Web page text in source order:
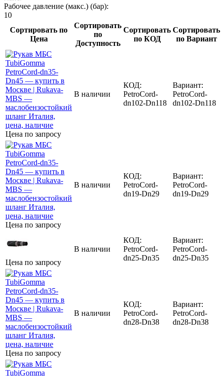
Рабочее давление (макс.) (бар):
10
Сортировать по
Цена
Сортировать
по
Доступность
Сортировать
по КОД
Сортировать
по Вариант
Цена по запросу
В наличии
КОД:
PetroCord-
dn102-Dn118
Вариант:
PetroCord-
dn102-Dn118
Цена по запросу
В наличии
КОД:
PetroCord-
dn19-Dn29
Вариант:
PetroCord-
dn19-Dn29
Цена по запросу
В наличии
КОД:
PetroCord-
dn25-Dn35
Вариант:
PetroCord-
dn25-Dn35
Цена по запросу
В наличии
КОД:
PetroCord-
dn28-Dn38
Вариант:
PetroCord-
dn28-Dn38